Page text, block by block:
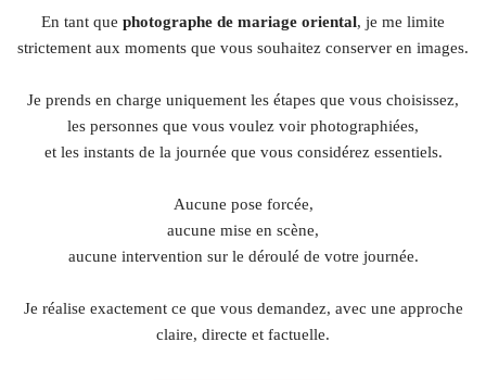
En tant que photographe de mariage oriental, je me limite
strictement aux moments que vous souhaitez conserver en images.
Je prends en charge uniquement les étapes que vous choisissez,
les personnes que vous voulez voir photographiées,
et les instants de la journée que vous considérez essentiels.
Aucune pose forcée,
aucune mise en scène,
aucune intervention sur le déroulé de votre journée.
Je réalise exactement ce que vous demandez, avec une approche
claire, directe et factuelle.